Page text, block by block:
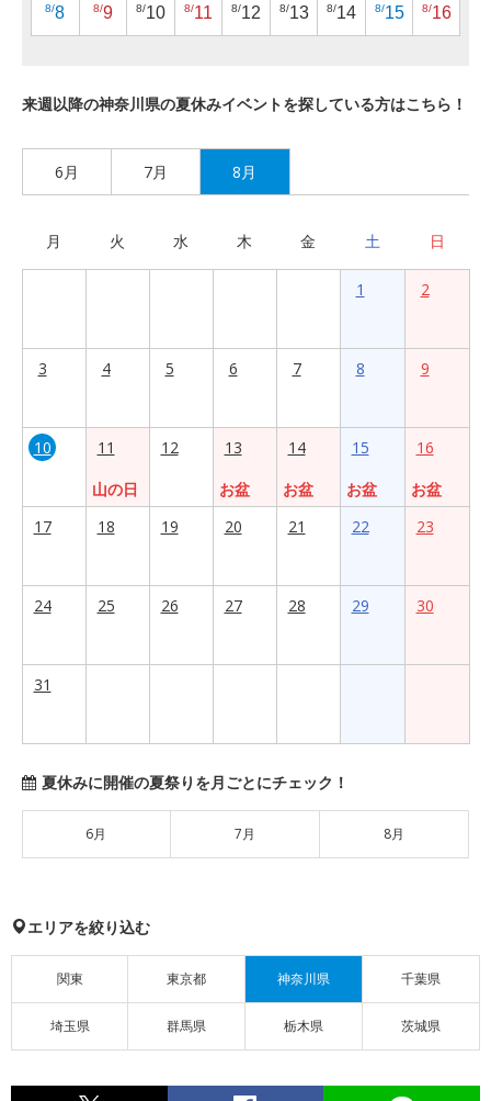
8/8 8/9 8/10 8/11 8/12 8/13 8/14 8/15 8/16
来週以降の神奈川県の夏休みイベントを探している方はこちら！
6月 7月 8月
月 火 水 木 金 土 日
1 2
3 4 5 6 7 8 9
10
11
山の日
12
13
お盆
14
お盆
15
お盆
16
お盆
17
18 19 20 21 22 23
24 25 26 27 28 29 30
31
夏休みに開催の夏祭りを月ごとにチェック！
6月 7月 8月
エリアを絞り込む
関東 東京都 神奈川県 千葉県
埼玉県 群馬県 栃木県 茨城県